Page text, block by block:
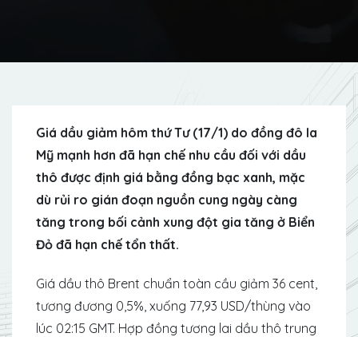
Giá dầu giảm hôm thứ Tư (17/1) do đồng đô la
Mỹ mạnh hơn đã hạn chế nhu cầu đối với dầu
thô được định giá bằng đồng bạc xanh, mặc
dù rủi ro gián đoạn nguồn cung ngày càng
tăng trong bối cảnh xung đột gia tăng ở Biển
Đỏ đã hạn chế tổn thất.
Giá dầu thô Brent chuẩn toàn cầu giảm 36 cent,
tương đương 0,5%, xuống 77,93 USD/thùng vào
lúc 02:15 GMT. Hợp đồng tương lai dầu thô trung